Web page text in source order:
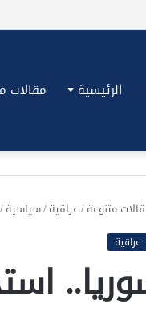
الرئيسية مقالات
متنوعة/عراقية/سياسية/
عراقية